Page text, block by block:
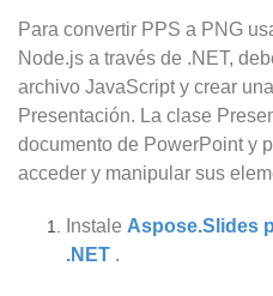
Para convertir PPS a PNG
Node.js a través de .NET,
archivo JavaScript y crear
Presentación. La clase
documento de PowerPoint y
acceder y manipular sus
Instale Aspose.Slides
.NET .